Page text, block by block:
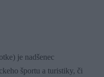
je nadšenec
športu a turistiky, či